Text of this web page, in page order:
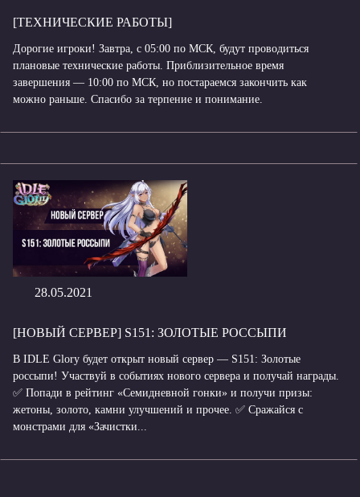
[ТЕХНИЧЕСКИЕ РАБОТЫ]
Дорогие игроки! Завтра, с 05:00 по МСК, будут проводиться
плановые технические работы. Приблизительное время
завершения — 10:00 по МСК, но постараемся закончить как
можно раньше. Спасибо за терпение и понимание.
28.05.2021
[НОВЫЙ СЕРВЕР] S151: ЗОЛОТЫЕ РОССЫПИ
В IDLE Glory будет открыт новый сервер — S151: Золотые
россыпи! Участвуй в событиях нового сервера и получай награды.
✅ Попади в рейтинг «Семидневной гонки» и получи призы:
жетоны, золото, камни улучшений и прочее. ✅ Сражайся с
монстрами для «Зачистки...